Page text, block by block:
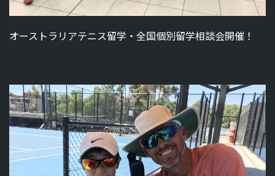
オーストラリアテニス留学・全国個別留学相談会開催！